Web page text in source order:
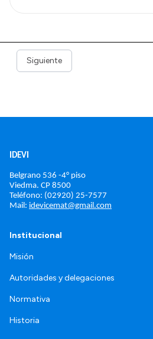
Siguiente
IDEVI
Belgrano 536 -4° piso
Viedma. CP 8500
Teléfono: (02920) 25-7577
Mail: idevicemat@gmail.com
Institucional
Misión
Autoridades y delegaciones
Normativa
Historia